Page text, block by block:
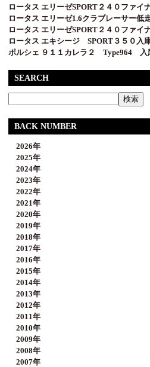
ロータス エリーゼSPORT２４０ファイ
ロータス エリーゼ1.6クラブレーサー低
ロータス エリーゼSPORT２４０ファイ
ロータス エキシージ SPORT３５０入
ポルシェ ９１１カレラ２ Type964 入
SEARCH
BACK NUMBER
2026年
2025年
2024年
2023年
2022年
2021年
2020年
2019年
2018年
2017年
2016年
2015年
2014年
2013年
2012年
2011年
2010年
2009年
2008年
2007年